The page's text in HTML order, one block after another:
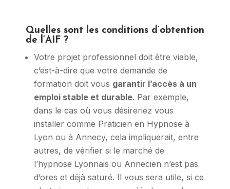
Quelles sont les conditions d’obtention
de l’AIF ?
Votre projet professionnel doit être viable,
c’est-à-dire que votre demande de
formation doit vous garantir l’accès à un
emploi stable et durable. Par exemple,
dans le cas où vous désireriez vous
installer comme Praticien en Hypnose à
Lyon ou à Annecy, cela impliquerait, entre
autres, de vérifier si le marché de
l’hypnose Lyonnais ou Annecien n’est pas
d’ores et déjà saturé. Il vous sera utile, si ce